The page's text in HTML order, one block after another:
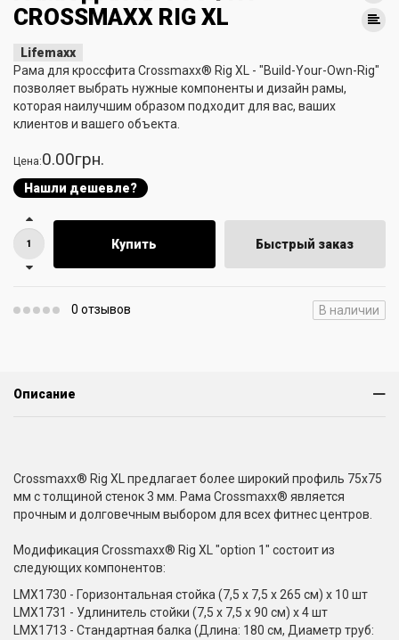
CROSSMAXX RIG XL
Lifemaxx
Рама для кроссфита Crossmaxx® Rig XL - "Build-Your-Own-Rig"
позволяет выбрать нужные компоненты и дизайн рамы,
которая наилучшим образом подходит для вас, ваших
клиентов и вашего объекта.
Цена:0.00грн.
Нашли дешевле?
Купить Быстрый заказ
0 отзывов В наличии
Описание
Crossmaxx® Rig XL предлагает более широкий профиль 75x75
мм с толщиной стенок 3 мм. Рама Crossmaxx® является
прочным и долговечным выбором для всех фитнес центров.
Модификация Crossmaxx® Rig XL "option 1" состоит из
следующих компонентов:
LMX1730 - Горизонтальная стойка (7,5 x 7,5 x 265 см) x 10 шт
LMX1731 - Удлинитель стойки (7,5 x 7,5 x 90 cм) х 4 шт
LMX1713 - Стандартная балка (Длина: 180 см, Диаметр труб: